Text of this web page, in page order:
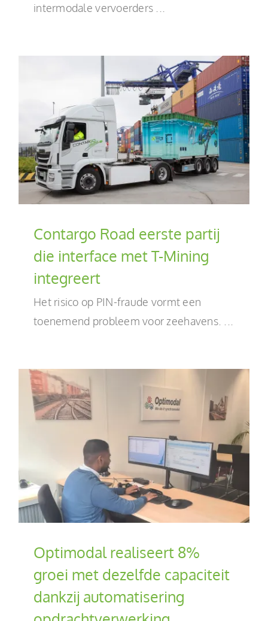
intermodale vervoerders ...
Contargo Road eerste partij
die interface met T-Mining
integreert
Het risico op PIN-fraude vormt een
toenemend probleem voor zeehavens. ...
Optimodal realiseert 8%
groei met dezelfde capaciteit
dankzij automatisering